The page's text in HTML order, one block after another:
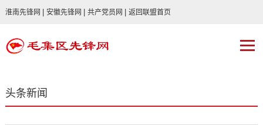
淮南先锋网 安徽先锋网 共产党员网 返回联盟首页
头条新闻